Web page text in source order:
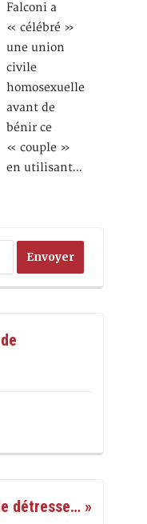
Falconi a
« célébré »
une union
civile
homosexuelle
avant de
bénir ce
« couple »
en utilisant…
détresse… »